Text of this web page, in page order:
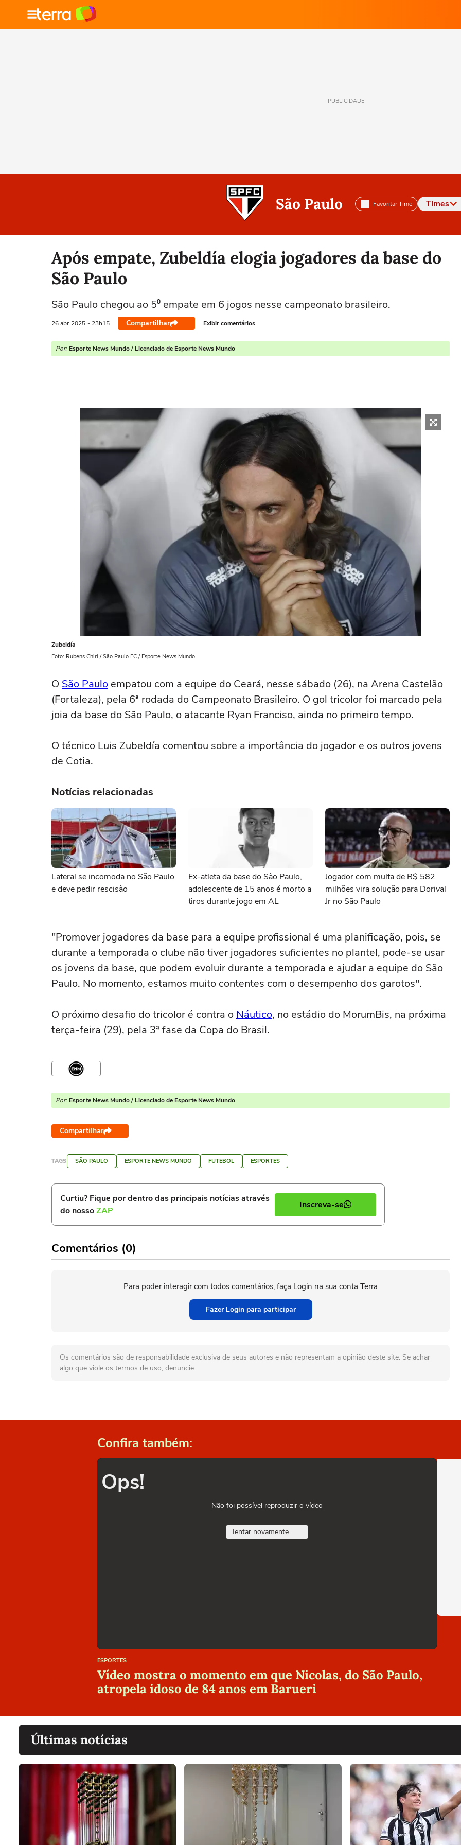
PUBLICIDADE
São Paulo Favoritar Time Times
Selecione o time para ver as notícias
Após empate, Zubeldía elogia jogadores da base do
São Paulo
São Paulo chegou ao 5⁰ empate em 6 jogos nesse campeonato brasileiro.
26 abr 2025 - 23h15 Compartilhar Exibir comentários
Por: Esporte News Mundo / Licenciado de Esporte News Mundo
Zubeldía
Foto: Rubens Chiri / São Paulo FC / Esporte News Mundo
O São Paulo empatou com a equipe do Ceará, nesse sábado (26), na Arena Castelão
(Fortaleza), pela 6ª rodada do Campeonato Brasileiro. O gol tricolor foi marcado pela
joia da base do São Paulo, o atacante Ryan Franciso, ainda no primeiro tempo.
O técnico Luis Zubeldía comentou sobre a importância do jogador e os outros jovens
de Cotia.
Notícias relacionadas
Lateral se incomoda no São Paulo
e deve pedir rescisão
Ex-atleta da base do São Paulo,
adolescente de 15 anos é morto a
tiros durante jogo em AL
Jogador com multa de R$ 582
milhões vira solução para Dorival
Jr no São Paulo
"Promover jogadores da base para a equipe profissional é uma planificação, pois, se
durante a temporada o clube não tiver jogadores suficientes no plantel, pode-se usar
os jovens da base, que podem evoluir durante a temporada e ajudar a equipe do São
Paulo. No momento, estamos muito contentes com o desempenho dos garotos".
O próximo desafio do tricolor é contra o Náutico, no estádio do MorumBis, na próxima
terça-feira (29), pela 3ª fase da Copa do Brasil.
Por: Esporte News Mundo / Licenciado de Esporte News Mundo
Compartilhar
TAGS SÃO PAULO ESPORTE NEWS MUNDO FUTEBOL ESPORTES
Curtiu? Fique por dentro das principais notícias através
do nossoZAP
Inscreva-se
Comentários (0)
Para poder interagir com todos comentários, faça Login na sua conta Terra
Fazer Login para participar
Os comentários são de responsabilidade exclusiva de seus autores e não representam a opinião deste site. Se achar
algo que viole os termos de uso, denuncie.
Confira também:
Ops!
Não foi possível reproduzir o vídeo
Tentar novamente
ESPORTES
Vídeo mostra o momento em que Nicolas, do São Paulo,
atropela idoso de 84 anos em Barueri
Últimas notícias